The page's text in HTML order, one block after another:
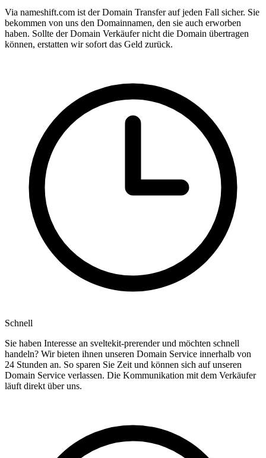
Via nameshift.com ist der Domain Transfer auf jeden Fall sicher. Sie
bekommen von uns den Domainnamen, den sie auch erworben
haben. Sollte der Domain Verkäufer nicht die Domain übertragen
können, erstatten wir sofort das Geld zurück.
Schnell
Sie haben Interesse an sveltekit-prerender und möchten schnell
handeln? Wir bieten ihnen unseren Domain Service innerhalb von
24 Stunden an. So sparen Sie Zeit und können sich auf unseren
Domain Service verlassen. Die Kommunikation mit dem Verkäufer
läuft direkt über uns.